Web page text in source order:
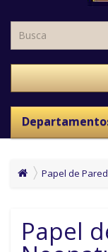
Papel de
Papel